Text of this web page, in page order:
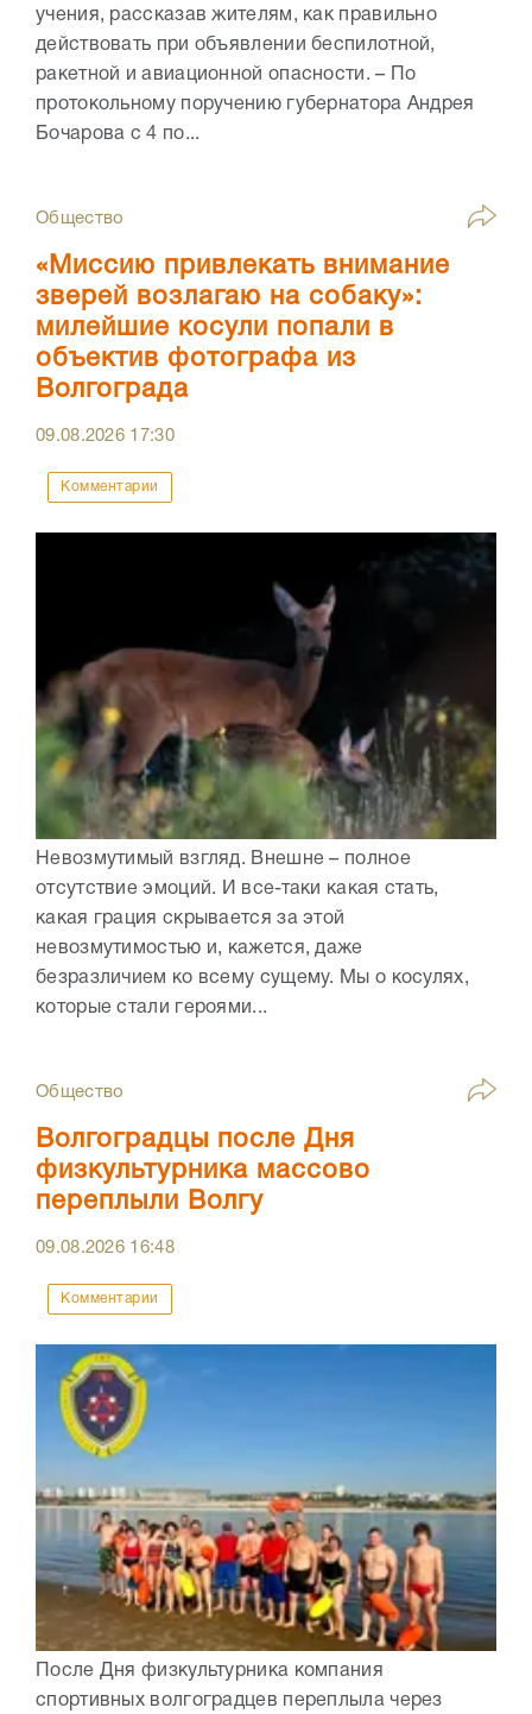
учения, рассказав жителям, как правильно
действовать при объявлении беспилотной,
ракетной и авиационной опасности. – По
протокольному поручению губернатора Андрея
Бочарова с 4 по...
Общество
«Миссию привлекать внимание
зверей возлагаю на собаку»:
милейшие косули попали в
объектив фотографа из
Волгограда
09.08.2026 17:30
Комментарии
Невозмутимый взгляд. Внешне – полное
отсутствие эмоций. И все-таки какая стать,
какая грация скрывается за этой
невозмутимостью и, кажется, даже
безразличием ко всему сущему. Мы о косулях,
которые стали героями...
Общество
Волгоградцы после Дня
физкультурника массово
переплыли Волгу
09.08.2026 16:48
Комментарии
После Дня физкультурника компания
спортивных волгоградцев переплыла через